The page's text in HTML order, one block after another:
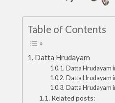
Table of Contents
Datta Hrudayam
Datta Hrudayam
Datta Hrudayam
Datta Hrudayam
Related posts: